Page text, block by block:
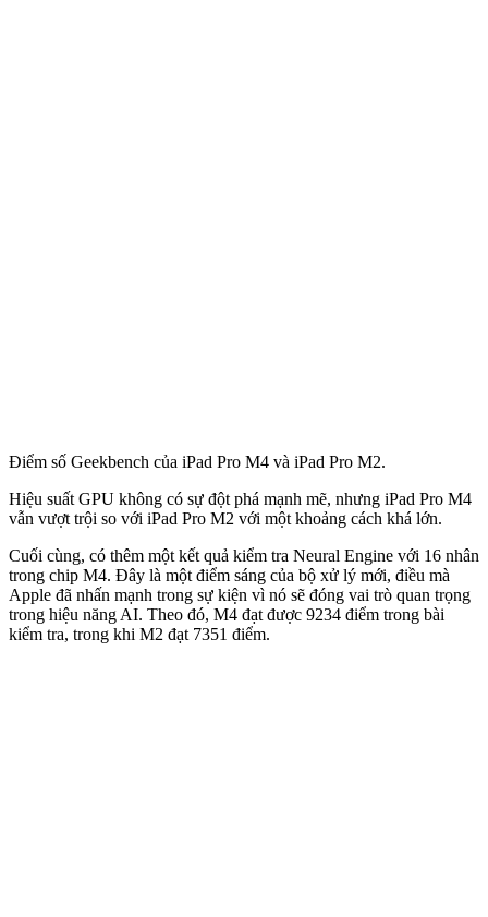
Điểm số Geekbench của iPad Pro M4 và iPad Pro M2.
Hiệu suất GPU không có sự đột phá mạnh mẽ, nhưng iPad Pro M4
vẫn vượt trội so với iPad Pro M2 với một khoảng cách khá lớn.
Cuối cùng, có thêm một kết quả kiểm tra Neural Engine với 16 nhân
trong chip M4. Đây là một điểm sáng của bộ xử lý mới, điều mà
Apple đã nhấn mạnh trong sự kiện vì nó sẽ đóng vai trò quan trọng
trong hiệu năng AI. Theo đó, M4 đạt được 9234 điểm trong bài
kiểm tra, trong khi M2 đạt 7351 điểm.